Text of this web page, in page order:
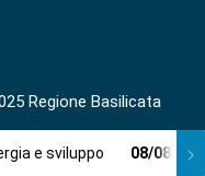
Regione Basilicata
e sviluppo 08/08